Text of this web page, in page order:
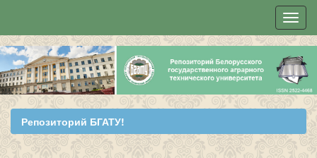
Skip
navigation
Репозиторий БГАТУ!